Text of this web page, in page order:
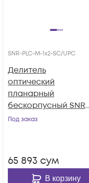
SNR-PLC-M-1x2-SC/UPC
Делитель
оптический
планарный
бескорпусный SNR-
PLC-M-1x2-SC/UPC
Под заказ
65 893 сум
В корзину